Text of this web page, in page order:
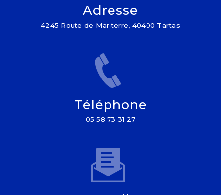
Adresse
4245 Route de Mariterre, 40400 Tartas
Téléphone
05 58 73 31 27